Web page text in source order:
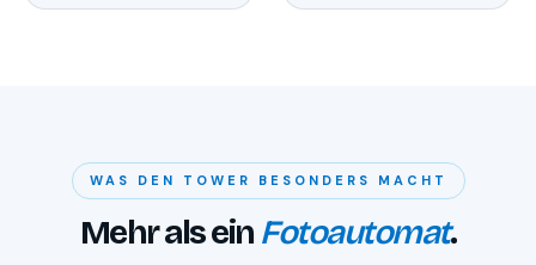
WAS DEN TOWER BESONDERS MACHT
Mehr als ein Fotoautomat.